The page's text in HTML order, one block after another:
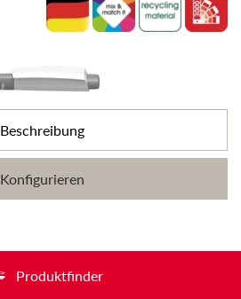
Beschreibung
Konfigurieren
Produktfinder